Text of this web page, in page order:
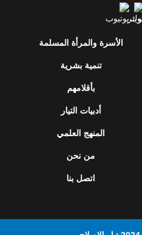
الأسرة والمرأة المسلمة
تنمية بشرية
بأقلامهم
أدبيات التيار
المنهج العلمي
من نحن
اتصل بنا